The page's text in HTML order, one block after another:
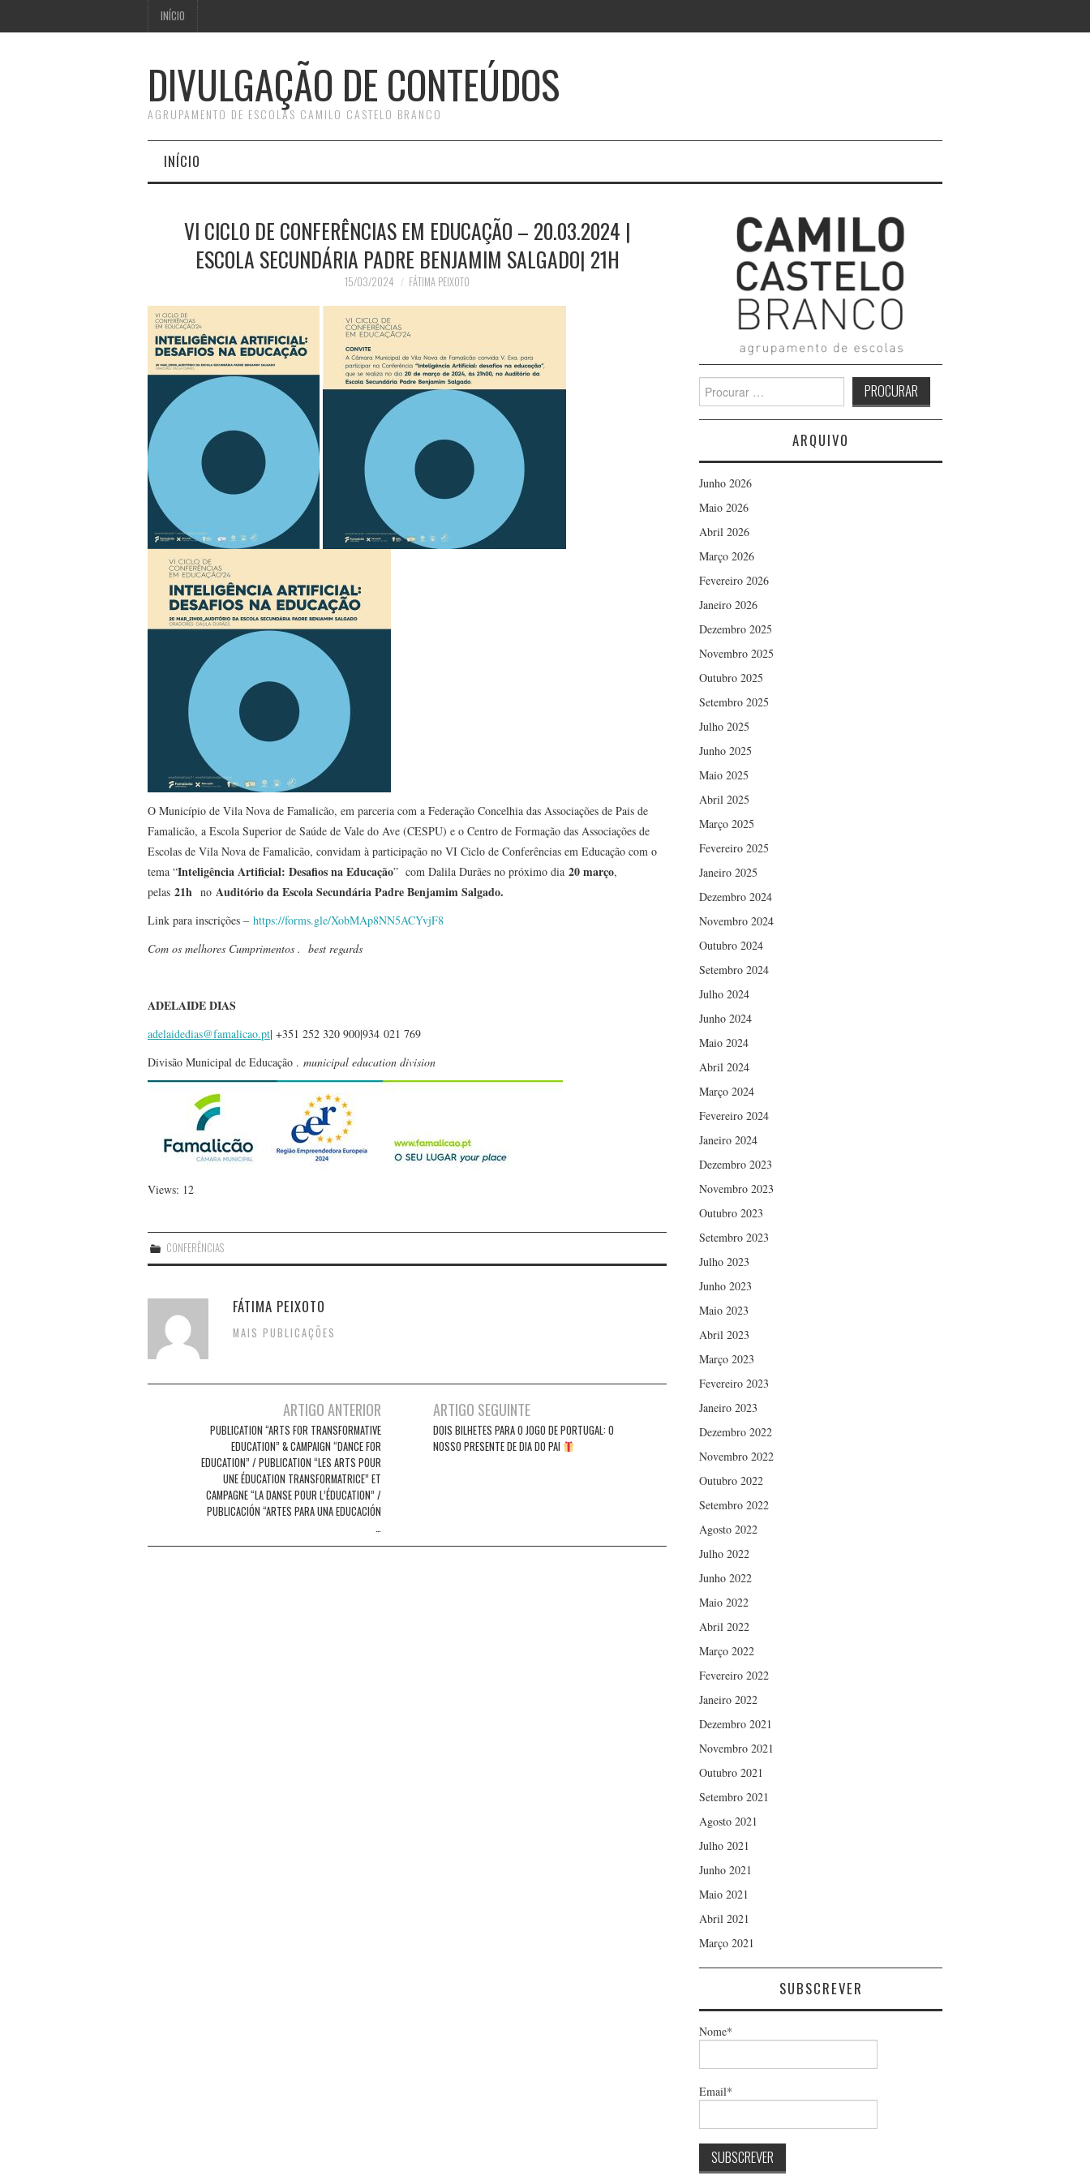
INÍCIO
DIVULGAÇÃO DE CONTEÚDOS
AGRUPAMENTO DE ESCOLAS CAMILO CASTELO BRANCO
INÍCIO
VI CICLO DE CONFERÊNCIAS EM EDUCAÇÃO – 20.03.2024 |
ESCOLA SECUNDÁRIA PADRE BENJAMIM SALGADO| 21H
15/03/2024 FÁTIMA PEIXOTO
O Município de Vila Nova de Famalicão, em parceria com a Federação Concelhia das Associações de Pais de
Famalicão, a Escola Superior de Saúde de Vale do Ave (CESPU) e o Centro de Formação das Associações de
Escolas de Vila Nova de Famalicão, convidam à participação no VI Ciclo de Conferências em Educação com o
tema “Inteligência Artificial: Desafios na Educação” com Dalila Durães no próximo dia 20 março,
pelas 21h no Auditório da Escola Secundária Padre Benjamim Salgado.
Link para inscrições – https://forms.gle/XobMAp8NN5ACYvjF8
Com os melhores Cumprimentos . best regards
ADELAIDE DIAS
adelaidedias@famalicao.pt| +351 252 320 900|934 021 769
Divisão Municipal de Educação . municipal education division
Views: 12
CONFERÊNCIAS
FÁTIMA PEIXOTO
MAIS PUBLICAÇÕES
navigation
ARTIGO ANTERIOR
PUBLICATION “ARTS FOR TRANSFORMATIVE
EDUCATION” & CAMPAIGN “DANCE FOR
EDUCATION” / PUBLICATION “LES ARTS POUR
UNE ÉDUCATION TRANSFORMATRICE” ET
CAMPAGNE “LA DANSE POUR L’ÉDUCATION” /
PUBLICACIÓN “ARTES PARA UNA EDUCACIÓN
ARTIGO SEGUINTE
DOIS BILHETES PARA O JOGO DE PORTUGAL: O
NOSSO PRESENTE DE DIA DO PAI
for:
ARQUIVO
Junho 2026
Maio 2026
Abril 2026
Março 2026
Fevereiro 2026
Janeiro 2026
Dezembro 2025
Novembro 2025
Outubro 2025
Setembro 2025
Julho 2025
Junho 2025
Maio 2025
Abril 2025
Março 2025
Fevereiro 2025
Janeiro 2025
Dezembro 2024
Novembro 2024
Outubro 2024
Setembro 2024
Julho 2024
Junho 2024
Maio 2024
Abril 2024
Março 2024
Fevereiro 2024
Janeiro 2024
Dezembro 2023
Novembro 2023
Outubro 2023
Setembro 2023
Julho 2023
Junho 2023
Maio 2023
Abril 2023
Março 2023
Fevereiro 2023
Janeiro 2023
Dezembro 2022
Novembro 2022
Outubro 2022
Setembro 2022
Agosto 2022
Julho 2022
Junho 2022
Maio 2022
Abril 2022
Março 2022
Fevereiro 2022
Janeiro 2022
Dezembro 2021
Novembro 2021
Outubro 2021
Setembro 2021
Agosto 2021
Julho 2021
Junho 2021
Maio 2021
Abril 2021
Março 2021
SUBSCREVER
Nome*
Email*